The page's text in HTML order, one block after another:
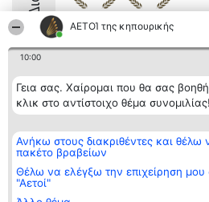
ΑΕΤΟΊ της κηπουρικής
10:00
Γεια σας. Χαίρομαι που θα σας
κλικ στο αντίστοιχο θέμα
Ανήκω στους διακριθέντες και
πακέτο βραβείων
Θέλω να ελέγξω την επιχείρηση μου
"Αετοί"
9.2
Διοργανωτής της
κατάταξης
BEAUTIFUL COMPANY
ΤΗΛ. ΕΠΙΚΟΙΝΩΝΙΑΣ:
2104128019
email:
aetoi@beautifulcompany.co
Κατάταξη
Διακριθέντες
Λίστα όλων
διακριθέντων
Μεθοδολογία
προϋποθέσεις